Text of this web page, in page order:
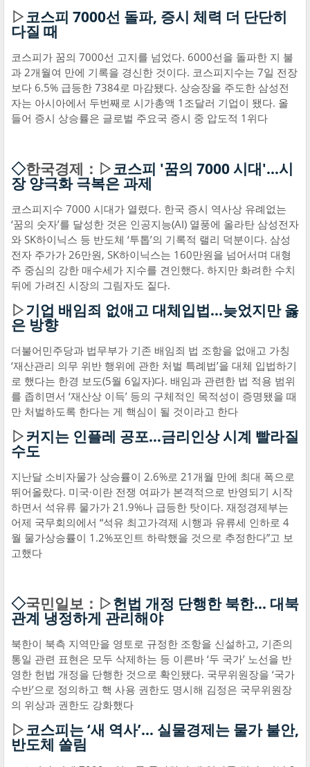
▷코스피 7000선 돌파, 증시 체력 더 단단히
다질 때
코스피가 꿈의 7000선 고지를 넘었다. 6000선을 돌파한 지 불
과 2개월여 만에 기록을 경신한 것이다. 코스피지수는 7일 전장
보다 6.5% 급등한 7384로 마감됐다. 상승장을 주도한 삼성전
자는 아시아에서 두번째로 시가총액 1조달러 기업이 됐다. 올
들어 증시 상승률은 글로벌 주요국 증시 중 압도적 1위다
◇한국경제：▷코스피 '꿈의 7000 시대'…시
장 양극화 극복은 과제
코스피지수 7000 시대가 열렸다. 한국 증시 역사상 유례없는
‘꿈의 숫자’를 달성한 것은 인공지능(AI) 열풍에 올라탄 삼성전자
와 SK하이닉스 등 반도체 ‘투톱’의 기록적 랠리 덕분이다. 삼성
전자 주가가 26만원, SK하이닉스는 160만원을 넘어서며 대형
주 중심의 강한 매수세가 지수를 견인했다. 하지만 화려한 수치
뒤에 가려진 시장의 그림자도 짙다.
▷기업 배임죄 없애고 대체입법…늦었지만 옳
은 방향
더불어민주당과 법무부가 기존 배임죄 법 조항을 없애고 가칭
‘재산관리 의무 위반 행위에 관한 처벌 특례법’을 대체 입법하기
로 했다는 한경 보도(5월 6일자)다. 배임과 관련한 법 적용 범위
를 좁히면서 ‘재산상 이득’ 등의 구체적인 목적성이 증명됐을 때
만 처벌하도록 한다는 게 핵심이 될 것이라고 한다
▷커지는 인플레 공포…금리인상 시계 빨라질
수도
지난달 소비자물가 상승률이 2.6%로 21개월 만에 최대 폭으로
뛰어올랐다. 미국·이란 전쟁 여파가 본격적으로 반영되기 시작
하면서 석유류 물가가 21.9%나 급등한 탓이다. 재정경제부는
어제 국무회의에서 “석유 최고가격제 시행과 유류세 인하로 4
월 물가상승률이 1.2%포인트 하락했을 것으로 추정한다”고 보
고했다
◇국민일보：▷헌법 개정 단행한 북한… 대북
관계 냉정하게 관리해야
북한이 북측 지역만을 영토로 규정한 조항을 신설하고, 기존의
통일 관련 표현은 모두 삭제하는 등 이른바 ‘두 국가’ 노선을 반
영한 헌법 개정을 단행한 것으로 확인됐다. 국무위원장을 ‘국가
수반’으로 정의하고 핵 사용 권한도 명시해 김정은 국무위원장
의 위상과 권한도 강화했다
▷코스피는 ‘새 역사’… 실물경제는 물가 불안,
반도체 쏠림